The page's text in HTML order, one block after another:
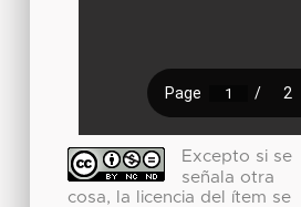
Excepto si se
señala otra
cosa, la licencia del ítem se